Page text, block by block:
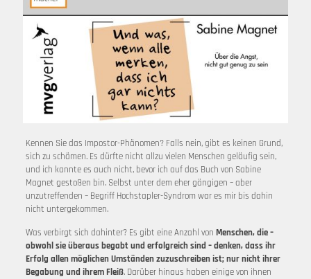
Kennen Sie das Impostor-Phänomen? Falls nein, gibt es keinen Grund,
sich zu schämen. Es dürfte nicht allzu vielen Menschen geläufig sein,
und ich kannte es auch nicht, bevor ich auf das Buch von Sabine
Magnet gestoßen bin. Selbst unter dem eher gängigen – aber
unzutreffenden – Begriff Hochstapler-Syndrom war es mir bis dahin
nicht untergekommen.
Was verbirgt sich dahinter? Es gibt eine Anzahl von Menschen, die –
obwohl sie überaus begabt und erfolgreich sind – denken, dass ihr
Erfolg allen möglichen Umständen zuzuschreiben ist; nur nicht ihrer
Begabung und ihrem Fleiß. Darüber hinaus haben einige von ihnen